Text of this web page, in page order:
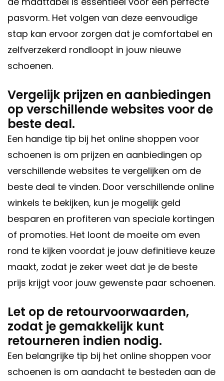
pasvorm. Het volgen van deze eenvoudige
stap kan ervoor zorgen dat je comfortabel en
zelfverzekerd rondloopt in jouw nieuwe
schoenen.
Vergelijk prijzen en aanbiedingen
op verschillende websites voor de
beste deal.
Een handige tip bij het online shoppen voor
schoenen is om prijzen en aanbiedingen op
verschillende websites te vergelijken om de
beste deal te vinden. Door verschillende online
winkels te bekijken, kun je mogelijk geld
besparen en profiteren van speciale kortingen
of promoties. Het loont de moeite om even
rond te kijken voordat je jouw definitieve keuze
maakt, zodat je zeker weet dat je de beste
prijs krijgt voor jouw gewenste paar schoenen.
Let op de retourvoorwaarden,
zodat je gemakkelijk kunt
retourneren indien nodig.
Een belangrijke tip bij het online shoppen voor
schoenen is om aandacht te besteden aan de